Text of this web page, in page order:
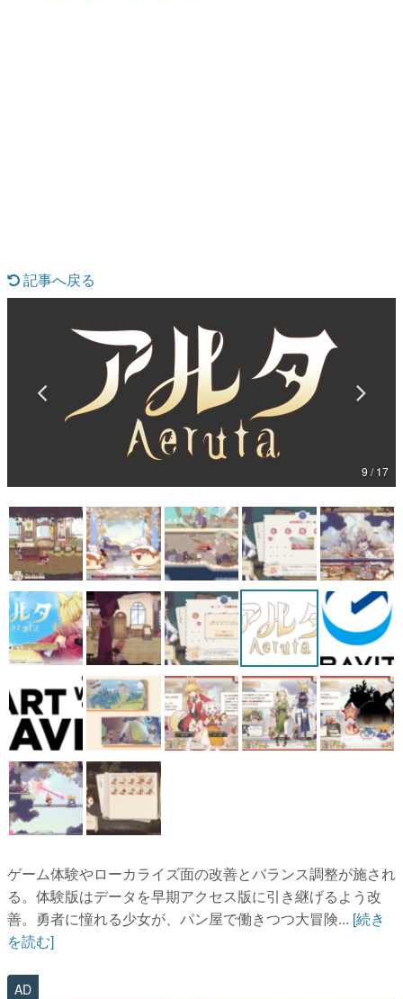
ゲームが変えた日本語
「経験値」「裏技」「ラスボス」… ゲームにまつわる言葉
の起源や用法の変遷を、コンピューター文化史研究家・タ
イニーP氏が徹底調査。
カテゴリ
マンガ
女性向け
アプリレビュー
その他
電ファミニコゲーマーとは？
運営：株式会社マレ
記事へ戻る
9 / 17
ゲーム体験やローカライズ面の改善とバランス調整が施され
る。体験版はデータを早期アクセス版に引き継げるよう改
善。勇者に憧れる少女が、パン屋で働きつつ大冒険... [続き
を読む]
AD